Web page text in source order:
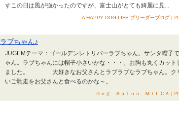
すこの日は風が強かったのですが、富士山がとても綺麗に見...
A HAPPY DOG LIFE ブリーダーブログ |
ラブちゃん♪
JUGEMテーマ：ゴールデンレトリバーラブちゃん。サンタ帽子
ゃん。ラブちゃんには帽子小さいかな・・・。お胸も丸くカット
ました。 大好きなお父さんとラブラブなラブちゃん。ク
いご馳走をお父さんと食べるのかな～。
Ｄｏｇ Ｓａｌｏｎ ＭＩＬＣＡ |